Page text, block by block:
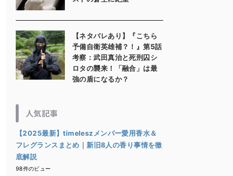
【ネタバレあり】『こちら
予備自衛英雄補？！』第5話
考察：武田真治と死刑囚シ
ロタの襲来！「融合」は最
強の盾になるか？
人気記事
【2025最新】timeleszメンバー愛用香水＆
フレグランスまとめ｜新旧8人の香り事情を徹
底解説
98件のビュー